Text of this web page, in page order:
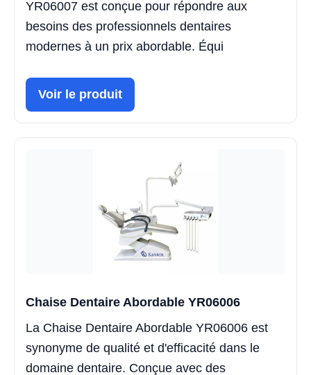
YR06007 est conçue pour répondre aux
besoins des professionnels dentaires
modernes à un prix abordable. Équi
Voir le produit
Chaise Dentaire Abordable YR06006
La Chaise Dentaire Abordable YR06006 est
synonyme de qualité et d'efficacité dans le
domaine dentaire. Conçue avec des